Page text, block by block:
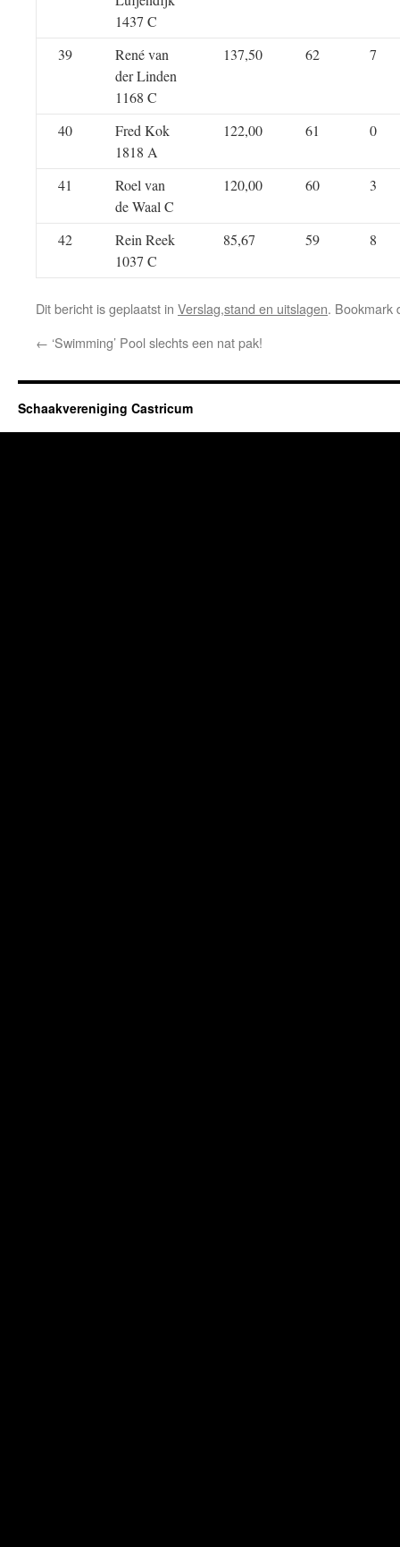
1437 C
39
René van
der Linden
1168 C
137,50 62 7
40
Fred Kok
1818 A
122,00 61 0
41
Roel van
de Waal C
120,00 60 3
42
Rein Reek
1037 C
85,67 59 8
Dit bericht is geplaatst in Verslag,stand en uitslagen. Bookmark
← ‘Swimming’ Pool slechts een nat pak!
Schaakvereniging Castricum